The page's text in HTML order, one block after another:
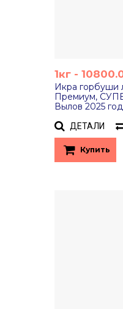
1кг -
Икра горбуши
Премиум,
Вылов 2025
ДЕТАЛИ
Купить